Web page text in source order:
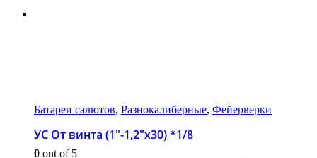
Батареи салютов, Разнокалиберные, Фейерверки
УС От винта (1″-1,2″х30) *1/8
0 out of 5